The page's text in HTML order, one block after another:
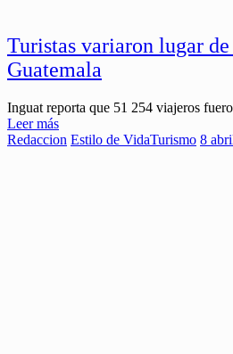
Turistas variaron lugar
Guatemala
Inguat reporta que 51 254 viajeros
Leer más
Redaccion Estilo de VidaTurismo 8